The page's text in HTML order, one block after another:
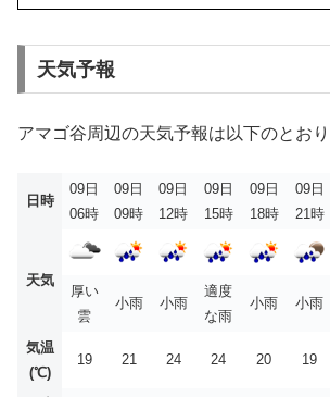
天気予報
アマゴ谷周辺の天気予報は以下のとおり
日時
09日
06時
09日
09時
09日
12時
09日
15時
09日
18時
09日
21時
天気
厚い
雲
小雨 小雨
適度
な雨
小雨 小雨
気温
(℃)
19 21 24 24 20 19